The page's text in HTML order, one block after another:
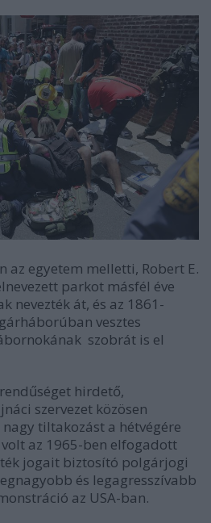
az egyetem melletti, Robert E.
parkot másfél éve
nevezték át, és az 1861-
vesztes
szobrát is el
hirdető,
szervezet közösen
tiltakozást a hétvégére
az 1965-ben elfogadott
jogait biztosító polgárjogi
és legagresszívabb
az USA-ban.